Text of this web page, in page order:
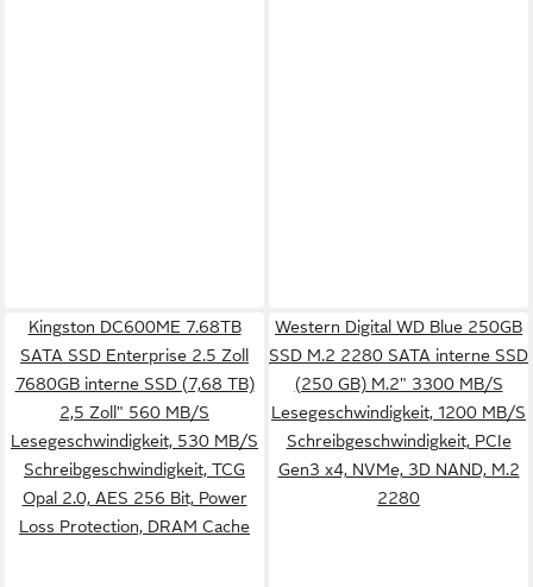
Kingston DC600ME 7.68TB
SATA SSD Enterprise 2.5 Zoll
7680GB interne SSD (7,68 TB)
2,5 Zoll" 560 MB/S
Lesegeschwindigkeit, 530 MB/S
Schreibgeschwindigkeit, TCG
Opal 2.0, AES 256 Bit, Power
Loss Protection, DRAM Cache
Western Digital WD Blue 250GB
SSD M.2 2280 SATA interne SSD
(250 GB) M.2" 3300 MB/S
Lesegeschwindigkeit, 1200 MB/S
Schreibgeschwindigkeit, PCIe
Gen3 x4, NVMe, 3D NAND, M.2
2280